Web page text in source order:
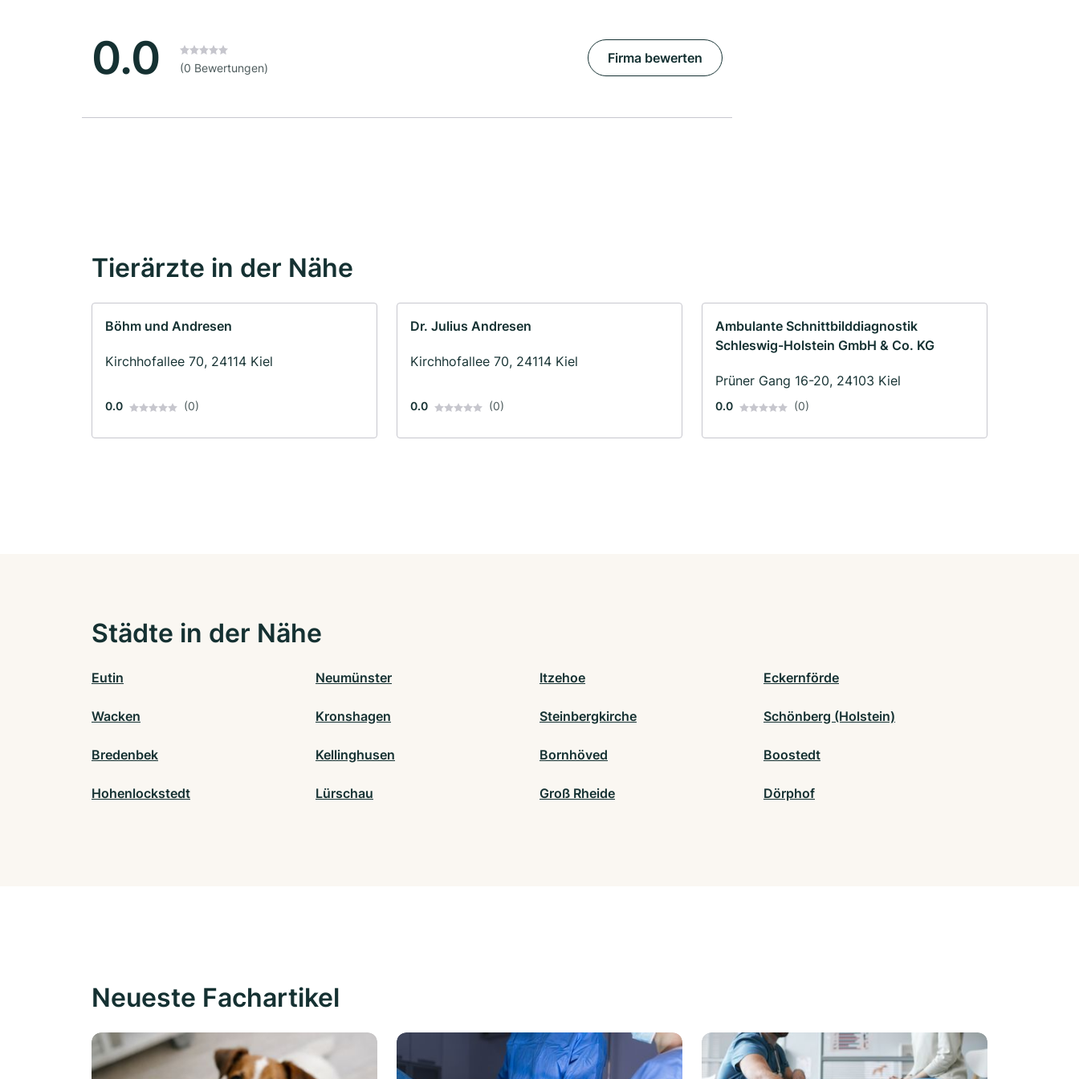
0.0 (0 Bewertungen)
Firma bewerten
Tierärzte in der Nähe
Böhm und Andresen
Kirchhofallee 70, 24114 Kiel
0.0 (0)
Dr. Julius Andresen
Kirchhofallee 70, 24114 Kiel
0.0 (0)
Ambulante Schnittbilddiagnostik
Schleswig-Holstein GmbH & Co. KG
Prüner Gang 16-20, 24103 Kiel
0.0 (0)
Städte in der Nähe
Eutin Neumünster Itzehoe Eckernförde
Wacken Kronshagen Steinbergkirche Schönberg (Holstein)
Bredenbek Kellinghusen Bornhöved Boostedt
Hohenlockstedt Lürschau Groß Rheide Dörphof
Neueste Fachartikel